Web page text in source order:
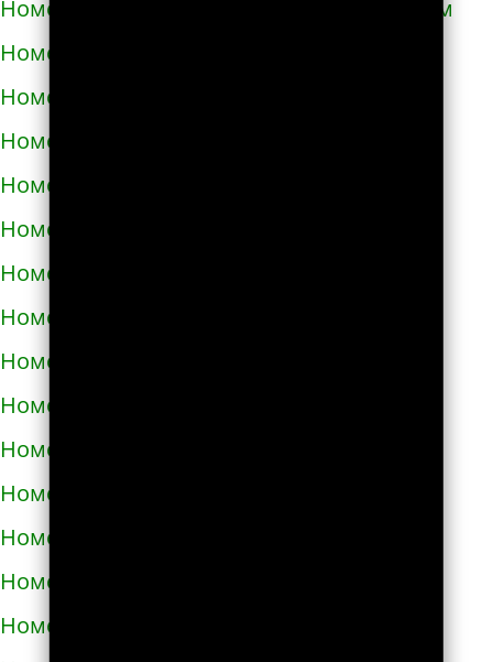
Номера телефонов такси в Кропивницком
Номера телефонов такси в Купянске
Номера телефонов такси в Ладыжине
Номера телефонов такси в Лозовой
Номера телефонов такси в Лохвице
Номера телефонов такси в Лубнах
Номера телефонов такси в Луцке
Номера телефонов такси во Львове
Номера телефонов такси в Люботине
Номера телефонов такси в Малой Виске
Номера телефонов такси в Малине
Номера телефонов такси в Марганце
Номера телефонов такси в Мелитополе
Номера телефонов такси в Мене
Номера телефонов такси в Миргороде